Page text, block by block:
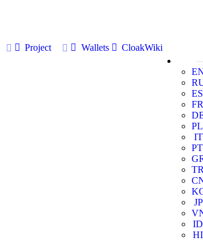
Project Wallets
CloakWiki
ES
FR
PL
IT
PT
JP
ID
HI